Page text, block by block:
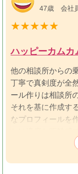
ちらで活動した私
の検索システムを
47歳 会社
ハッピーカムカ
他の相談所からの
丁寧で真剣度が全
ール作りは相談所
それを基に作成す
なプロフィールを
はカウンセラーと